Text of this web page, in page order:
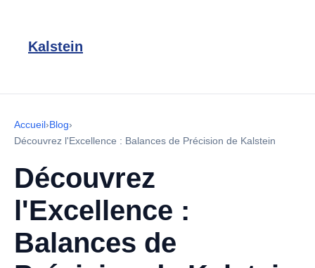
Kalstein
Accueil›Blog›
Découvrez l'Excellence : Balances de Précision de Kalstein
Découvrez
l'Excellence :
Balances de